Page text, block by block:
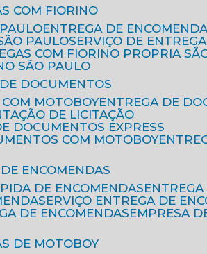
COM FIORINO
ENTREGA DE
PAULO
SERVIÇO DE
COM FIORINO PROPRIA
SÃO PAULO
DE DOCUMENTOS
COM MOTOBOY
ENTREGA DE
DE LICITAÇÃO
DOCUMENTOS EXPRESS
COM MOTOBOY
DE ENCOMENDAS
DE ENCOMENDAS
SERVIÇO ENTREGA DE
DE ENCOMENDAS
EMPRESA
DE MOTOBOY